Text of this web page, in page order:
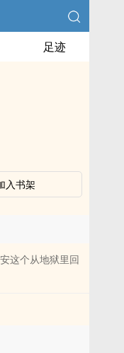
足迹
入书架
这个从地狱里回